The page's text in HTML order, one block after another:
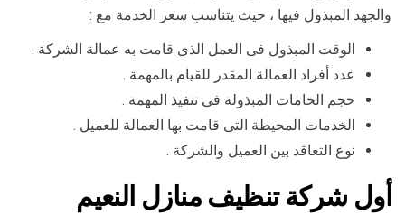
والجهد المبذول فيها ، حيث يتناسب سعر الخدمة مع :
الوقت المبذول فى العمل الذى قامت به عمالة الشركة .
عدد أفراد العمالة المقدر للقيام بالمهمة .
حجم الخامات المبذولة فى تنفيذ المهمة .
الخدمات المحيطة التى قامت بها العمالة للعميل .
نوع التعاقد بين العميل والشركة .
أول شركة تنظيف منازل النعيم